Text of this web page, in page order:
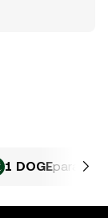
1 DOGEpara